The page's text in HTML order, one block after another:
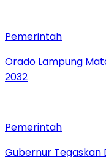
Pemerintah
Orado Lampung
2032
Pemerintah
Gubernur Tegaskan